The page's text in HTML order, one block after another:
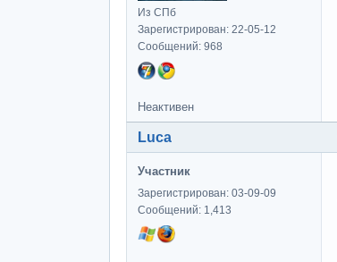
Из СПб
Зарегистрирован: 22-05-12
Сообщений: 968
Неактивен
Luca
Участник
Зарегистрирован: 03-09-09
Сообщений: 1,413